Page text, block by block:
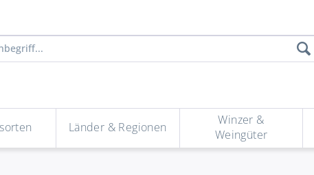
Länder & Regionen
Winzer &
Weingüter